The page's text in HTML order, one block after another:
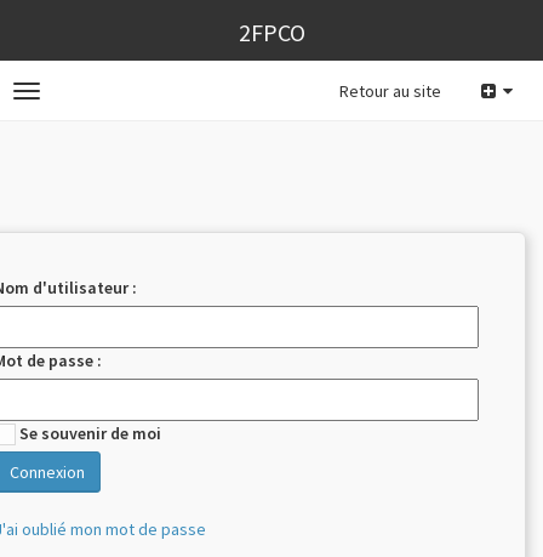
2FPCO
Toggle
Retour au site
d'utilisateur :
de passe :
Se souvenir de moi
oublié mon mot de passe